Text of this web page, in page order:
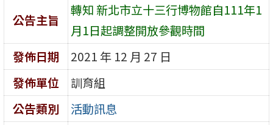
公告主旨
轉知 新北市立十三行博物館自111年1
月1日起調整開放參觀時間
發佈日期
2021 年 12 月 27 日
發佈單位
訓育組
公告類別
活動訊息